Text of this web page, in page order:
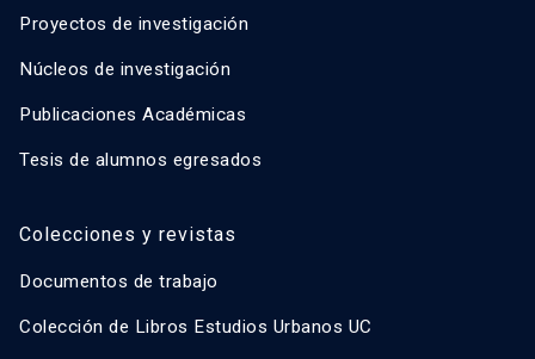
Proyectos de investigación
Núcleos de investigación
Publicaciones Académicas
Tesis de alumnos egresados
Colecciones y revistas
Documentos de trabajo
Colección de Libros Estudios Urbanos UC